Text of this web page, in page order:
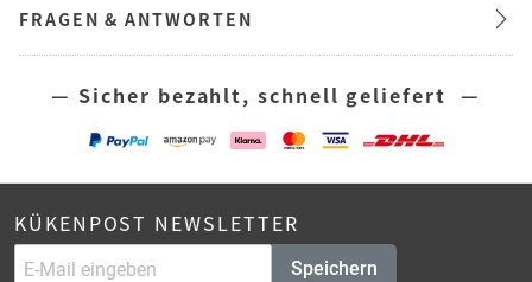
FRAGEN & ANTWORTEN
— Sicher bezahlt, schnell geliefert —
KÜKENPOST NEWSLETTER
Speichern